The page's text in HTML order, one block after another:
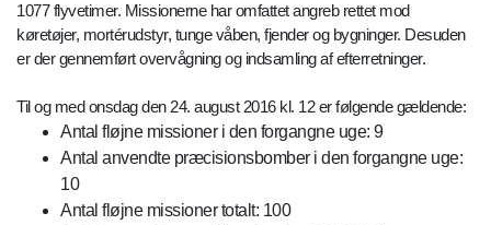
1077 flyvetimer. Missionerne har omfattet angreb rettet mod
køretøjer, mortérudstyr, tunge våben, fjender og bygninger. Desuden
er der gennemført overvågning og indsamling af efterretninger.
Til og med onsdag den 24. august 2016 kl. 12 er følgende gældende:
Antal fløjne missioner i den forgangne uge: 9
Antal anvendte præcisionsbomber i den forgangne uge:
10
Antal fløjne missioner totalt: 100